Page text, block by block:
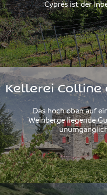
Cyprès ist der
Kellerei Colline
Das hoch oben auf
Weinberge liegende